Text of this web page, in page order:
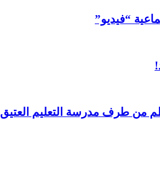
“فيديو”
من طرف مدرسة التعليم